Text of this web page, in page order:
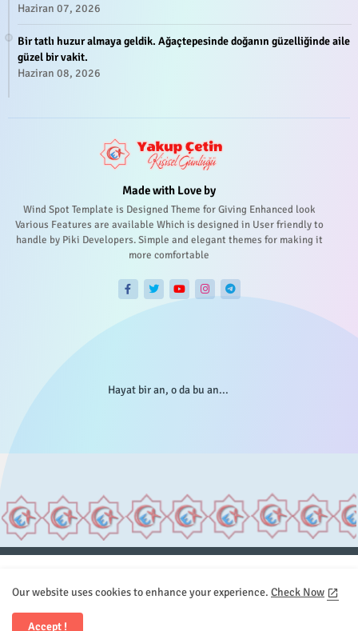
Haziran 07, 2026
Bir tatlı huzur almaya geldik. Ağaçtepesinde doğanın güzelliğinde aile
güzel bir vakit.
Haziran 08, 2026
Made with Love by
Wind Spot Template is Designed Theme for Giving Enhanced look
Various Features are available Which is designed in User friendly to
handle by Piki Developers. Simple and elegant themes for making it
more comfortable
Hayat bir an, o da bu an...
Sitemap
İletişim
Our website uses cookies to enhance your experience. Check Now
Accept !